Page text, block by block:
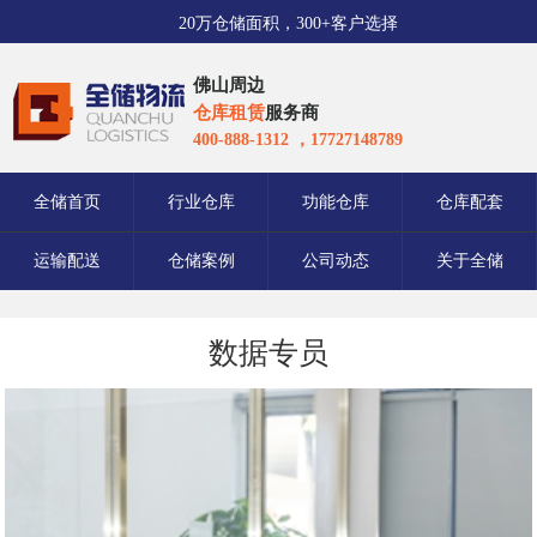
20万仓储面积，300+客户选择
佛山周边
仓库租赁服务商
400-888-1312 ，17727148789
全储首页 行业仓库 功能仓库 仓库配套
运输配送 仓储案例 公司动态 关于全储
数据专员